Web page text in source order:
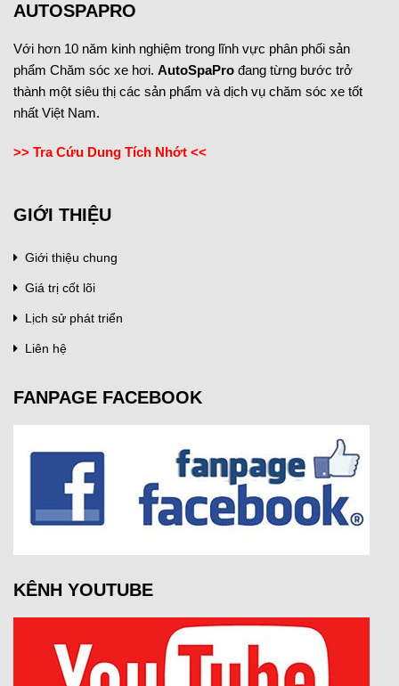
AUTOSPAPRO
Với hơn 10 năm kinh nghiệm trong lĩnh vực phân phối sản
phẩm Chăm sóc xe hơi. AutoSpaPro đang từng bước trở
thành một siêu thị các sản phẩm và dịch vụ chăm sóc xe tốt
nhất Việt Nam.
>> Tra Cứu Dung Tích Nhớt <<
GIỚI THIỆU
Giới thiệu chung
Giá trị cốt lõi
Lịch sử phát triển
Liên hệ
FANPAGE FACEBOOK
KÊNH YOUTUBE